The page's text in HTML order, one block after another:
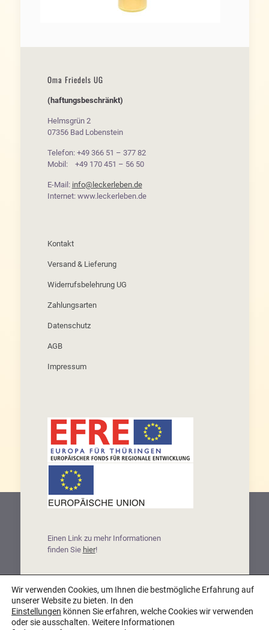
Oma Friedels UG
(haftungsbeschränkt)
Helmsgrün 2
07356 Bad Lobenstein
Telefon: +49 366 51 – 377 82
Mobil: +49 170 451 – 56 50
E-Mail: info@leckerleben.de
Internet: www.leckerleben.de
Kontakt
Versand & Lieferung
Widerrufsbelehrung UG
Zahlungsarten
Datenschutz
AGB
Impressum
Einen Link zu mehr Informationen
finden Sie hier!
© Oma Friedels - Leckerleben |powered by
pixelway
Wir verwenden Cookies, um Ihnen die bestmögliche Erfahrung auf
unserer Website zu bieten. In den
Einstellungen können Sie erfahren, welche Cookies wir verwenden
oder sie ausschalten. Weitere Informationen